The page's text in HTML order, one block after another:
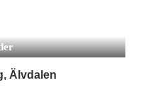
Älvdalen